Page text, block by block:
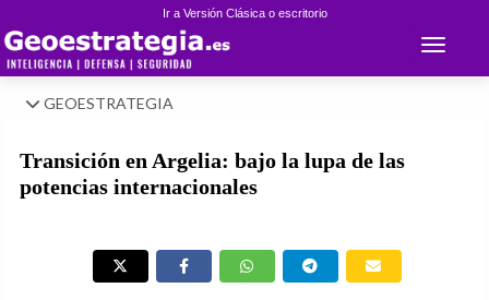
Ir a Versión Clásica o escritorio
Toggle
GEOESTRATEGIA
Transición en Argelia: bajo la lupa de las
potencias internacionales